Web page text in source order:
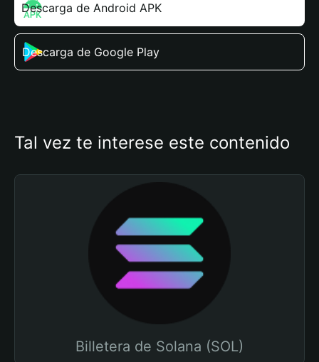
Descarga de Android APK
Descarga de Google Play
Tal vez te interese este contenido
Billetera de Solana (SOL)